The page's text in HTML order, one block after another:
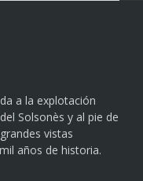
a la explotación
Solsonès y al pie de
vistas
años de historia.